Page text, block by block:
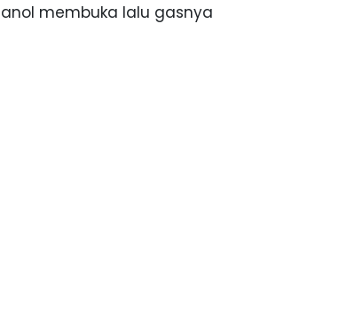
membuka lalu gasnya